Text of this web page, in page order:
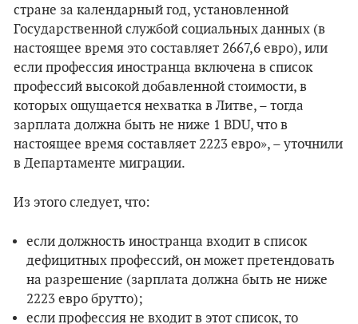
стране за календарный год, установленной
Государственной службой социальных данных (в
настоящее время это составляет 2667,6 евро), или
если профессия иностранца включена в список
профессий высокой добавленной стоимости, в
которых ощущается нехватка в Литве, – тогда
зарплата должна быть не ниже 1 BDU, что в
настоящее время составляет 2223 евро», – уточнили
в Департаменте миграции.
Из этого следует, что:
если должность иностранца входит в список
дефицитных профессий, он может претендовать
на разрешение (зарплата должна быть не ниже
2223 евро брутто);
если профессия не входит в этот список, то